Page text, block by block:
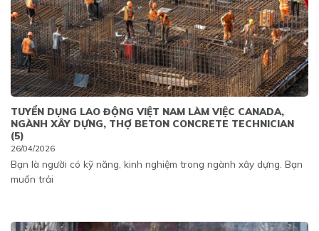
TUYỂN DỤNG LAO ĐỘNG VIỆT NAM LÀM VIỆC CANADA,
NGÀNH XÂY DỰNG, THỢ BETON CONCRETE TECHNICIAN
(5)
26/04/2026
Bạn là người có kỹ năng, kinh nghiệm trong ngành xây dựng. Bạn
muốn trải